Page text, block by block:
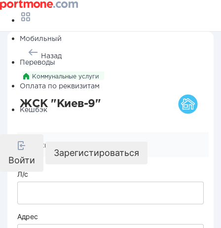
Мобильный
Переводы
Оплата по реквизитам
Кешбэк
Войти
Зарегистироваться
Назад
Коммунальные услуги
ЖСК "Киев-9"
Реквизиты компании
Л/с
Адрес